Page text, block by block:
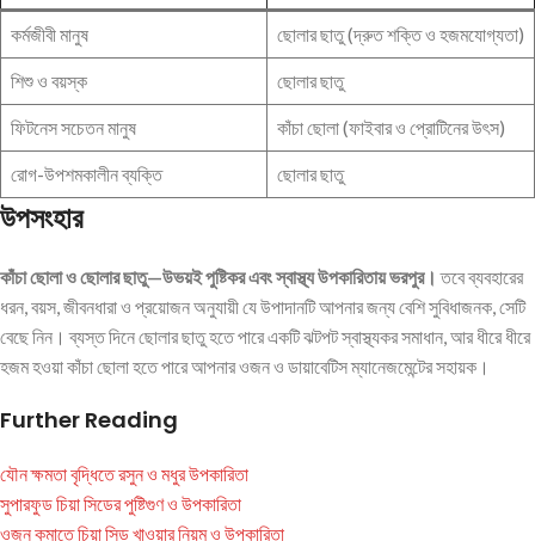
কর্মজীবী মানুষ ছোলার ছাতু (দ্রুত শক্তি ও হজমযোগ্যতা)
শিশু ও বয়স্ক ছোলার ছাতু
ফিটনেস সচেতন মানুষ কাঁচা ছোলা (ফাইবার ও প্রোটিনের উৎস)
রোগ-উপশমকালীন ব্যক্তি ছোলার ছাতু
উপসংহার
কাঁচা ছোলা ও ছোলার ছাতু—উভয়ই পুষ্টিকর এবং স্বাস্থ্য উপকারিতায় ভরপুর। তবে ব্যবহারের
ধরন, বয়স, জীবনধারা ও প্রয়োজন অনুযায়ী যে উপাদানটি আপনার জন্য বেশি সুবিধাজনক, সেটি
বেছে নিন। ব্যস্ত দিনে ছোলার ছাতু হতে পারে একটি ঝটপট স্বাস্থ্যকর সমাধান, আর ধীরে ধীরে
হজম হওয়া কাঁচা ছোলা হতে পারে আপনার ওজন ও ডায়াবেটিস ম্যানেজমেন্টের সহায়ক।
Further Reading
যৌন ক্ষমতা বৃদ্ধিতে রসুন ও মধুর উপকারিতা
সুপারফুড চিয়া সিডের পুষ্টিগুণ ও উপকারিতা
ওজন কমাতে চিয়া সিড খাওয়ার নিয়ম ও উপকারিতা